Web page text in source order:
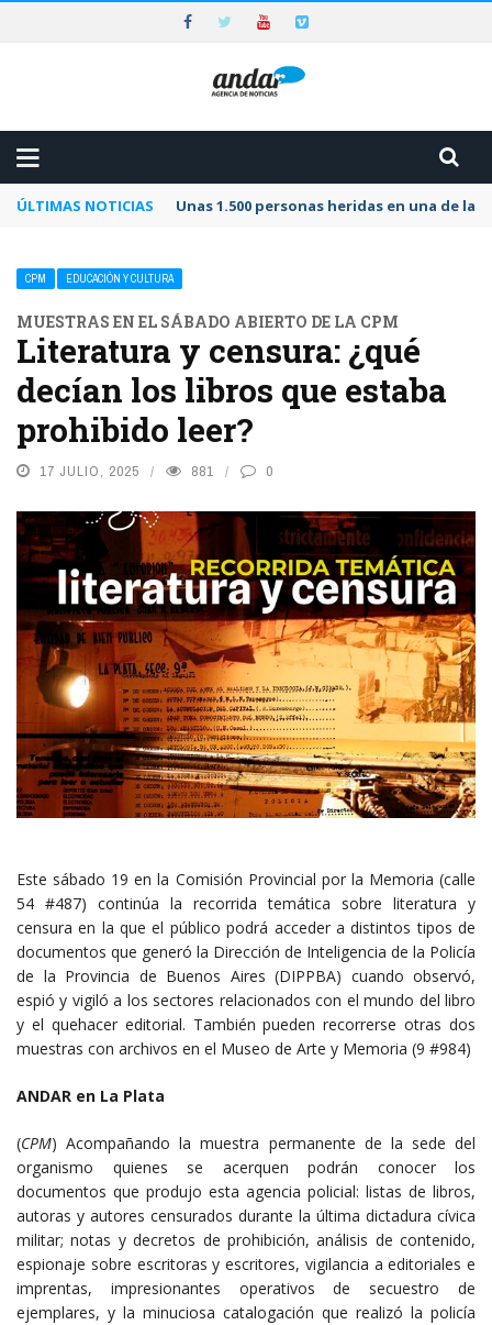
ÚLTIMAS NOTICIAS Unas 1.500 personas heridas en una de
CPM EDUCACIÓN Y CULTURA
MUESTRAS EN EL SÁBADO ABIERTO DE LA CPM
Literatura y censura: ¿qué
decían los libros que estaba
prohibido leer?
17 JULIO, 2025 881 0
Este sábado 19 en la Comisión Provincial por la Memoria (calle
54 #487) continúa la recorrida temática sobre literatura y
censura en la que el público podrá acceder a distintos tipos de
documentos que generó la Dirección de Inteligencia de la Policía
de la Provincia de Buenos Aires (DIPPBA) cuando observó,
espió y vigiló a los sectores relacionados con el mundo del libro
y el quehacer editorial. También pueden recorrerse otras dos
muestras con archivos en el Museo de Arte y Memoria (9 #984)
ANDAR en La Plata
(CPM) Acompañando la muestra permanente de la sede del
organismo quienes se acerquen podrán conocer los
documentos que produjo esta agencia policial: listas de libros,
autoras y autores censurados durante la última dictadura cívica
militar; notas y decretos de prohibición, análisis de contenido,
espionaje sobre escritoras y escritores, vigilancia a editoriales e
imprentas, impresionantes operativos de secuestro de
ejemplares, y la minuciosa catalogación que realizó la policía